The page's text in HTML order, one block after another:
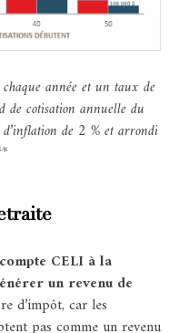
année et un taux de
de cotisation annuelle du
de 2 % et arrondi
CELI à la
un revenu de
d’impôt, car les
pas comme un revenu